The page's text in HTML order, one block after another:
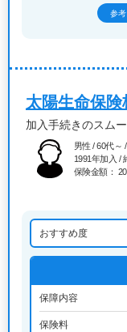
参
太陽生命保険
加入手続きのスムー
男性 / 60代～
1991年加入 /
保険金額：
おすすめ度
保障内容
保険料